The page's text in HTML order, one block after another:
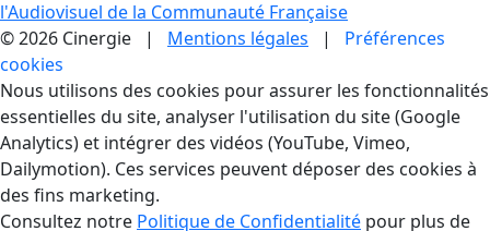
l'Audiovisuel de la Communauté Française
© 2026 Cinergie | Mentions légales | Préférences
cookies
Gestion des Cookies
Nous utilisons des cookies pour assurer les fonctionnalités
essentielles du site, analyser l'utilisation du site (Google
Analytics) et intégrer des vidéos (YouTube, Vimeo,
Dailymotion). Ces services peuvent déposer des cookies à
des fins marketing.
Consultez notre Politique de Confidentialité pour plus de